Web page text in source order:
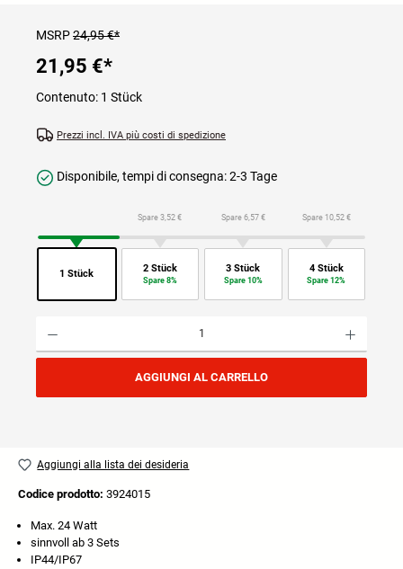
MSRP24,95 €*
21,95 €*
Contenuto: 1 Stück
Prezzi incl. IVA più costi di spedizione
Disponibile, tempi di consegna: 2-3 Tage
1 Stück
Spare 3,52 €
2 Stück
Spare 8%
Spare 6,57 €
3 Stück
Spare 10%
Spare 10,52 €
4 Stück
Spare 12%
AGGIUNGI AL CARRELLO
Aggiungi alla lista dei desideria
Codice prodotto: 3924015
Max. 24 Watt
sinnvoll ab 3 Sets
IP44/IP67